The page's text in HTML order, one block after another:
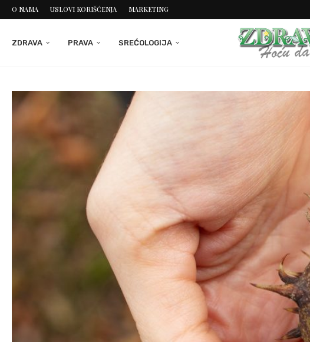
O NAMA USLOVI KORIŠĆENJA MARKETING
ZDRAVA PRAVA SREĆOLOGIJA